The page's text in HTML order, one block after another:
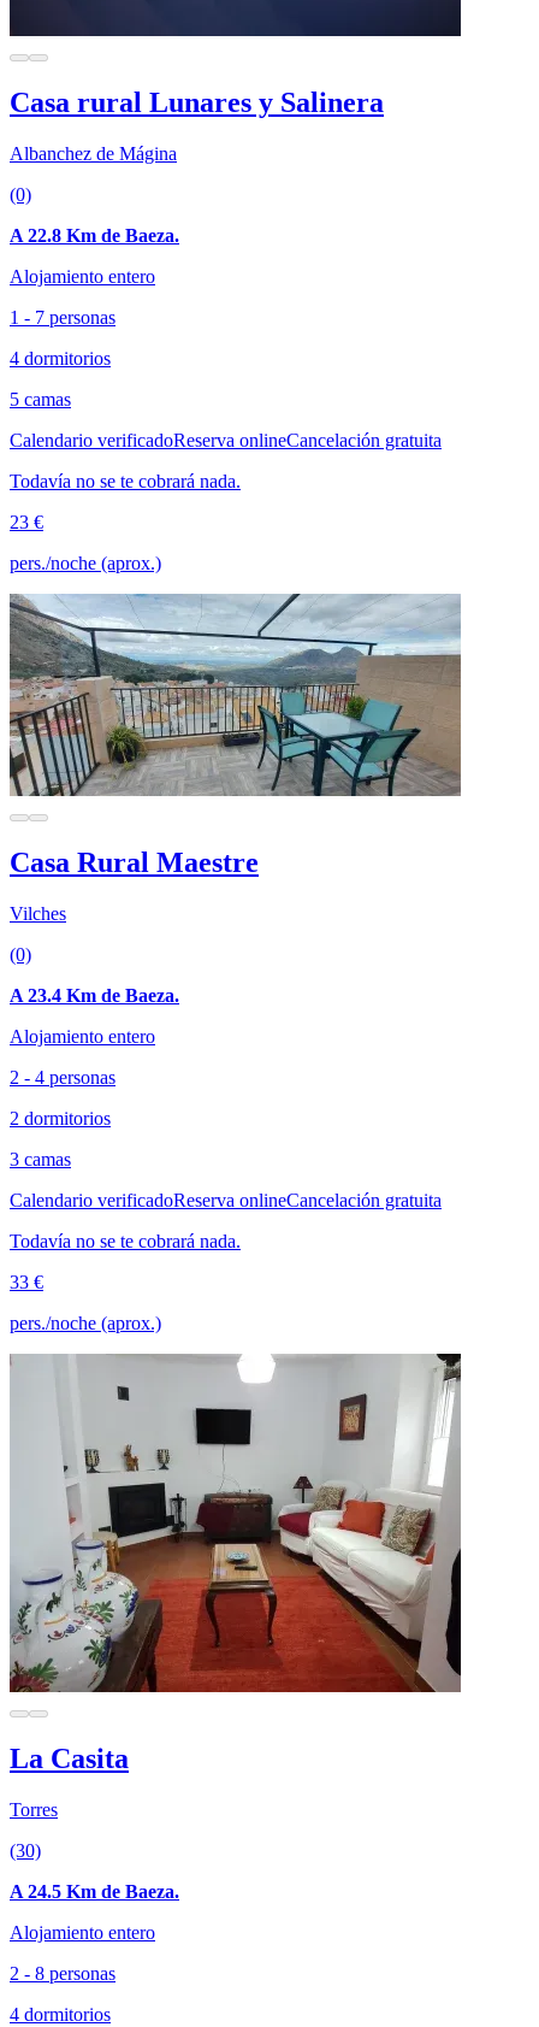
Casa rural Lunares y Salinera
Albanchez de Mágina
(0)
A 22.8 Km de Baeza.
Alojamiento entero
1 - 7 personas
4 dormitorios
5 camas
Calendario verificadoReserva onlineCancelación gratuita
Todavía no se te cobrará nada.
23 €
pers./noche (aprox.)
Casa Rural Maestre
Vilches
(0)
A 23.4 Km de Baeza.
Alojamiento entero
2 - 4 personas
2 dormitorios
3 camas
Calendario verificadoReserva onlineCancelación gratuita
Todavía no se te cobrará nada.
33 €
pers./noche (aprox.)
La Casita
Torres
(30)
A 24.5 Km de Baeza.
Alojamiento entero
2 - 8 personas
4 dormitorios